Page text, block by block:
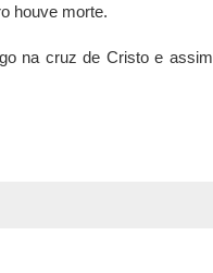
houve morte.
na cruz de Cristo e assim